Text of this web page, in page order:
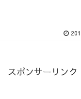
スポンサーリンク